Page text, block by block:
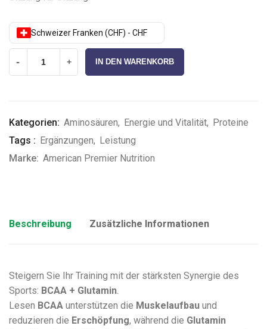
Schweizer Franken (CHF) - CHF
- + IN DEN WARENKORB
Kategorien: Aminosäuren, Energie und Vitalität, Proteine
Tags : Ergänzungen, Leistung
Marke: American Premier Nutrition
Beschreibung Zusätzliche Informationen
Steigern Sie Ihr Training mit der stärksten Synergie des
Sports: BCAA + Glutamin.
Lesen BCAA unterstützen die Muskelaufbau und
reduzieren die Erschöpfung, während die Glutamin